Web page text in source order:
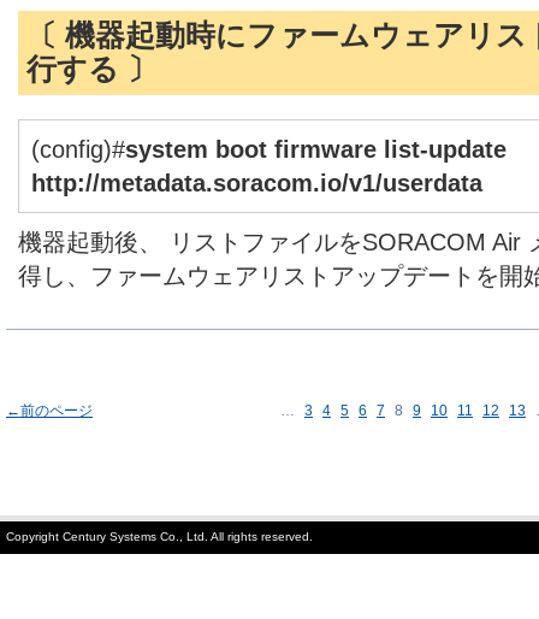
〔 機器起動時にファームウェアリ
行する 〕
(config)#system boot firmware list-update
http://metadata.soracom.io/v1/userdata
機器起動後、 リストファイルをSORACOM Air
得し、ファームウェアリストアップデートを開
←前のページ … 3 4 5 6 7 8 9 10 11 12 13
Copyright Century Systems Co., Ltd. All rights reserved.